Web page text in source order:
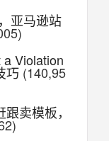
亚马逊站
Violation
巧 (140,95
卖模板，